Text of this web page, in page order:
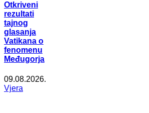
Otkriveni
rezultati
tajnog
glasanja
Vatikana o
fenomenu
Međugorja
09.08.2026.
Vjera